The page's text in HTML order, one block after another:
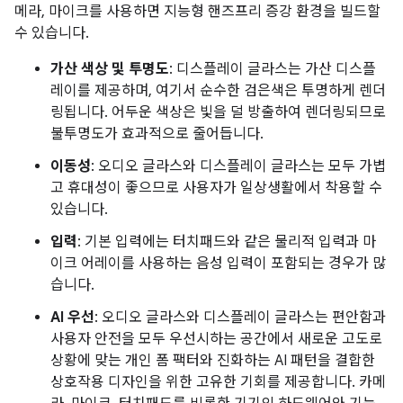
메라, 마이크를 사용하면 지능형 핸즈프리 증강 환경을 빌드할
수 있습니다.
가산 색상 및 투명도: 디스플레이 글라스는 가산 디스플
레이를 제공하며, 여기서 순수한 검은색은 투명하게 렌더
링됩니다. 어두운 색상은 빛을 덜 방출하여 렌더링되므로
불투명도가 효과적으로 줄어듭니다.
이동성: 오디오 글라스와 디스플레이 글라스는 모두 가볍
고 휴대성이 좋으므로 사용자가 일상생활에서 착용할 수
있습니다.
입력: 기본 입력에는 터치패드와 같은 물리적 입력과 마
이크 어레이를 사용하는 음성 입력이 포함되는 경우가 많
습니다.
AI 우선: 오디오 글라스와 디스플레이 글라스는 편안함과
사용자 안전을 모두 우선시하는 공간에서 새로운 고도로
상황에 맞는 개인 폼 팩터와 진화하는 AI 패턴을 결합한
상호작용 디자인을 위한 고유한 기회를 제공합니다. 카메